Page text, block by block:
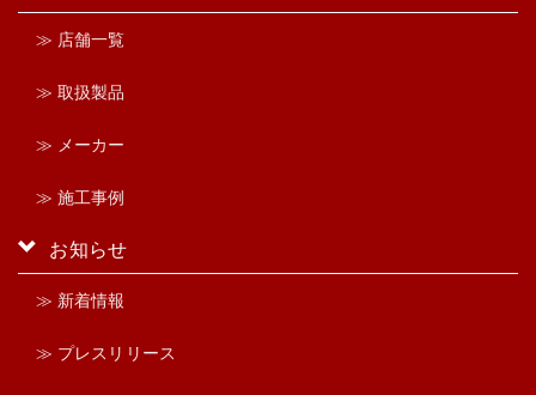
≫ 店舗一覧
≫ 取扱製品
≫ メーカー
≫ 施工事例
お知らせ
≫ 新着情報
≫ プレスリリース